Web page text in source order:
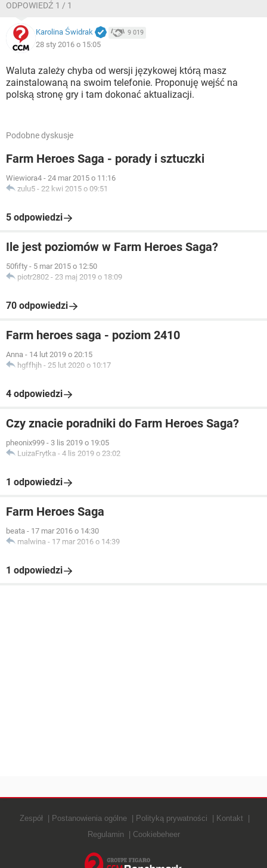
ODPOWIEDŹ 1 / 1
Karolina Świdrak 9 019
28 sty 2016 o 15:05
Waluta zależy chyba od wersji językowej którą masz
zainstalowaną na swoim telefonie. Proponuję wejść na
polską stronę gry i tam dokonać aktualizacji.
Podobne dyskusje
Farm Heroes Saga - porady i sztuczki
Wiewiora4 - 24 mar 2015 o 11:16
zulu5 - 22 kwi 2015 o 09:51
5 odpowiedzi
Ile jest poziomów w Farm Heroes Saga?
50fifty - 5 mar 2015 o 12:50
piotr2802 - 23 maj 2019 o 18:09
70 odpowiedzi
Farm heroes saga - poziom 2410
Anna - 14 lut 2019 o 20:15
hgffhjh - 25 lut 2020 o 10:17
4 odpowiedzi
Czy znacie poradniki do Farm Heroes Saga?
pheonix999 - 3 lis 2019 o 19:05
LuizaFrytka - 4 lis 2019 o 23:02
1 odpowiedzi
Farm Heroes Saga
beata - 17 mar 2016 o 14:30
malwina - 17 mar 2016 o 14:39
1 odpowiedzi
Zespół Postanowienia ogólne Polityką prywatności
Kontakt
Regulamin
Cookiebeheer